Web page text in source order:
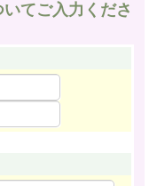
てご入力くださ